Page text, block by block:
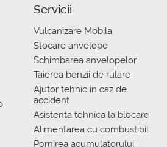
Servicii
Vulcanizare Mobila
Stocare anvelope
Schimbarea anvelopelor
Taierea benzii de rulare
Ajutor tehnic in caz de
accident
Asistenta tehnica la blocare
Alimentarea cu combustibil
Pornirea acumulatorului